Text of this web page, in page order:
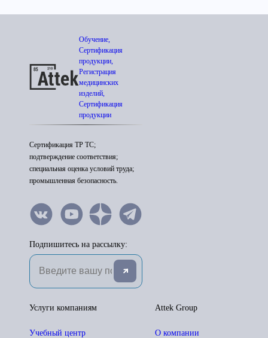
Обучение,
Сертификация
продукции,
Регистрация
медицинских
изделий,
Сертификация
продукции
Сертификация ТР ТС;
подтверждение соответствия;
специальная оценка условий труда;
промышленная безопасность.
Подпишитесь на рассылку:
Attek Group
О компании
Услуги компаниям
Учебный центр